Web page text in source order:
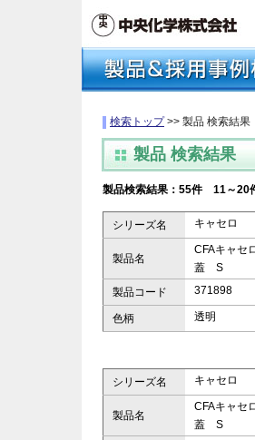
検索トップ>> 製品 検索結果
製品 検索結果
製品検索結果：55件 11～20
シリーズ名 キャセロ
製品名
CFAキャ
蓋 S
製品コード
371898
色柄 透明
シリーズ名 キャセロ
製品名
CFAキャ
蓋 S